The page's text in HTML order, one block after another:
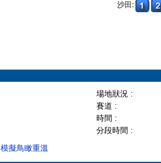
沙田:
場地狀況 :
賽道 :
時間 :
分段時間 :
模擬鳥瞰重溫